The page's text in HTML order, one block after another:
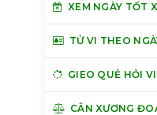
XEM NGÀY TỐT
TỬ VI THEO
GIEO QUẺ HỎI
CÂN XƯƠNG